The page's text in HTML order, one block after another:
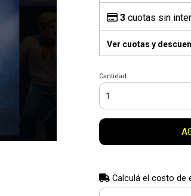
3cuotas sin
Ver cuotas y
Cantidad
Calculá el costo de